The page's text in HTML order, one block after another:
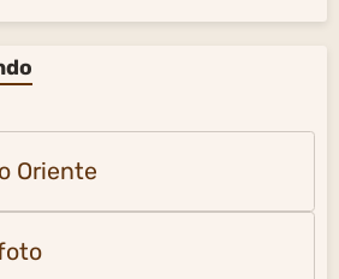
Oriente